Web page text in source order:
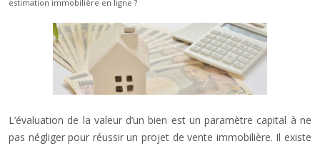
estimation immobilière en ligne ?
L’évaluation de la valeur d’un bien est un paramètre capital à ne
pas négliger pour réussir un projet de vente immobilière. Il existe